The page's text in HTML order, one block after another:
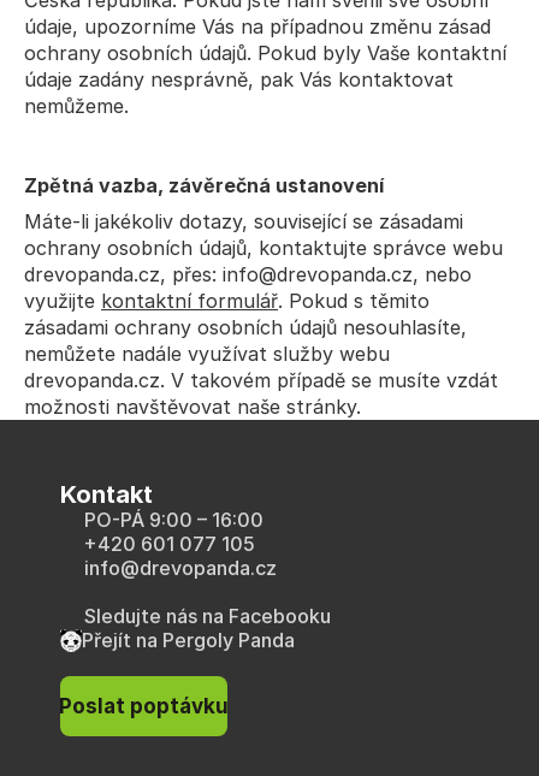
údaje, upozorníme Vás na případnou změnu zásad
ochrany osobních údajů. Pokud byly Vaše kontaktní
údaje zadány nesprávně, pak Vás kontaktovat
nemůžeme.
Zpětná vazba, závěrečná ustanovení
Máte-li jakékoliv dotazy, související se zásadami
ochrany osobních údajů, kontaktujte správce webu
drevopanda.cz, přes: info@drevopanda.cz, nebo
využijte kontaktní formulář. Pokud s těmito
zásadami ochrany osobních údajů nesouhlasíte,
nemůžete nadále využívat služby webu
drevopanda.cz. V takovém případě se musíte vzdát
možnosti navštěvovat naše stránky.
Kontakt
PO-PÁ 9:00 – 16:00
+420 601 077 105
info@drevopanda.cz
Sledujte nás na Facebooku
Přejít na Pergoly Panda
Poslat poptávku